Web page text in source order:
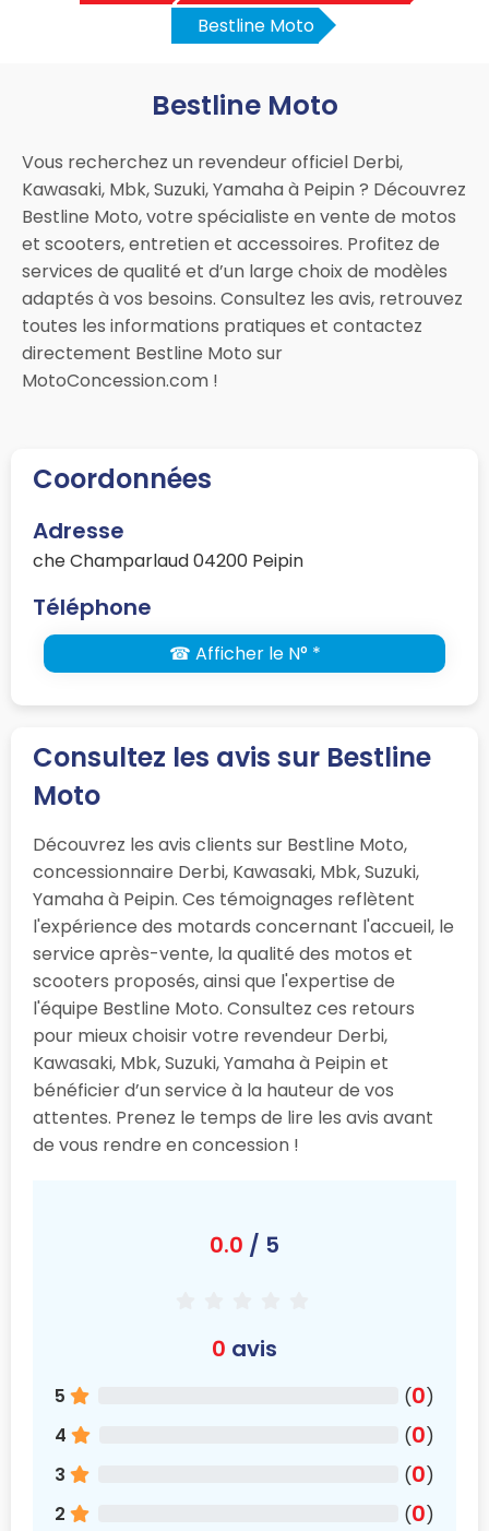
Bestline Moto
Bestline Moto
Vous recherchez un revendeur officiel Derbi,
Kawasaki, Mbk, Suzuki, Yamaha à Peipin ? Découvrez
Bestline Moto, votre spécialiste en vente de motos
et scooters, entretien et accessoires. Profitez de
services de qualité et d’un large choix de modèles
adaptés à vos besoins. Consultez les avis, retrouvez
toutes les informations pratiques et contactez
directement Bestline Moto sur
MotoConcession.com !
Coordonnées
Adresse
che Champarlaud 04200 Peipin
Téléphone
☎ Afficher le N° *
Consultez les avis sur Bestline
Moto
Découvrez les avis clients sur Bestline Moto,
concessionnaire Derbi, Kawasaki, Mbk, Suzuki,
Yamaha à Peipin. Ces témoignages reflètent
l'expérience des motards concernant l'accueil, le
service après-vente, la qualité des motos et
scooters proposés, ainsi que l'expertise de
l'équipe Bestline Moto. Consultez ces retours
pour mieux choisir votre revendeur Derbi,
Kawasaki, Mbk, Suzuki, Yamaha à Peipin et
bénéficier d’un service à la hauteur de vos
attentes. Prenez le temps de lire les avis avant
de vous rendre en concession !
0.0 / 5
0 avis
5 (0)
4
(0)
3
(0)
2
(0)